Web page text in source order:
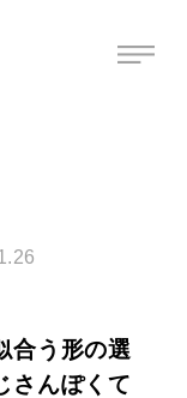
合う形の選
さんぽくて